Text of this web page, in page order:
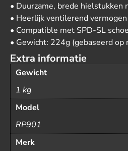
• Duurzame, brede hielstukken
• Heerlijk ventilerend vermogen
• Compatible met SPD-SL
• Gewicht: 224g (gebaseerd op
Extra informatie
Gewicht
1 kg
Model
RP901
Merk